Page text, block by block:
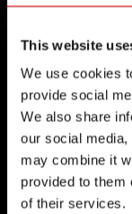
This website
We use cookies
provide social
We also share
our social
may combine it
provided to them
of their services.